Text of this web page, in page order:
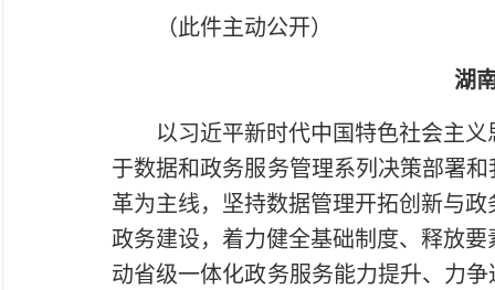
（此件主动公开）
湖
以习近平新时代中国特色社会主义
于数据和政务服务管理系列决策部署
革为主线，坚持数据管理开拓创新与
政务建设，着力健全基础制度、释放
动省级一体化政务服务能力提升、力